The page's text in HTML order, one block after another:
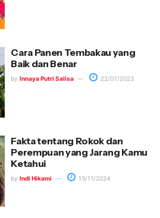
Cara Panen Tembakau yang
Baik dan Benar
by Innaya Putri Salisa 22/07/2023
Fakta tentang Rokok dan
Perempuan yang Jarang Kamu
Ketahui
by Indi Hikami 13/11/2024